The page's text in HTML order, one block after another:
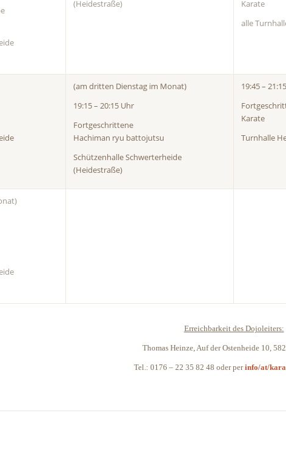
(Heidestraße)
Karate
alle
(am dritten Dienstag im Monat)
19:15 – 20:15 Uhr
Fortgeschrittene
Hachiman ryu battojutsu
Schützenhalle Schwerterheide
(Heidestraße)
19:45 –
Karate
Turnhalle
Erreichbarkeit des Dojoleiters:
Thomas Heinze, Auf der Ostenheide 10,
Tel.: 0176 – 22 35 82 48 oder perinfo/at/